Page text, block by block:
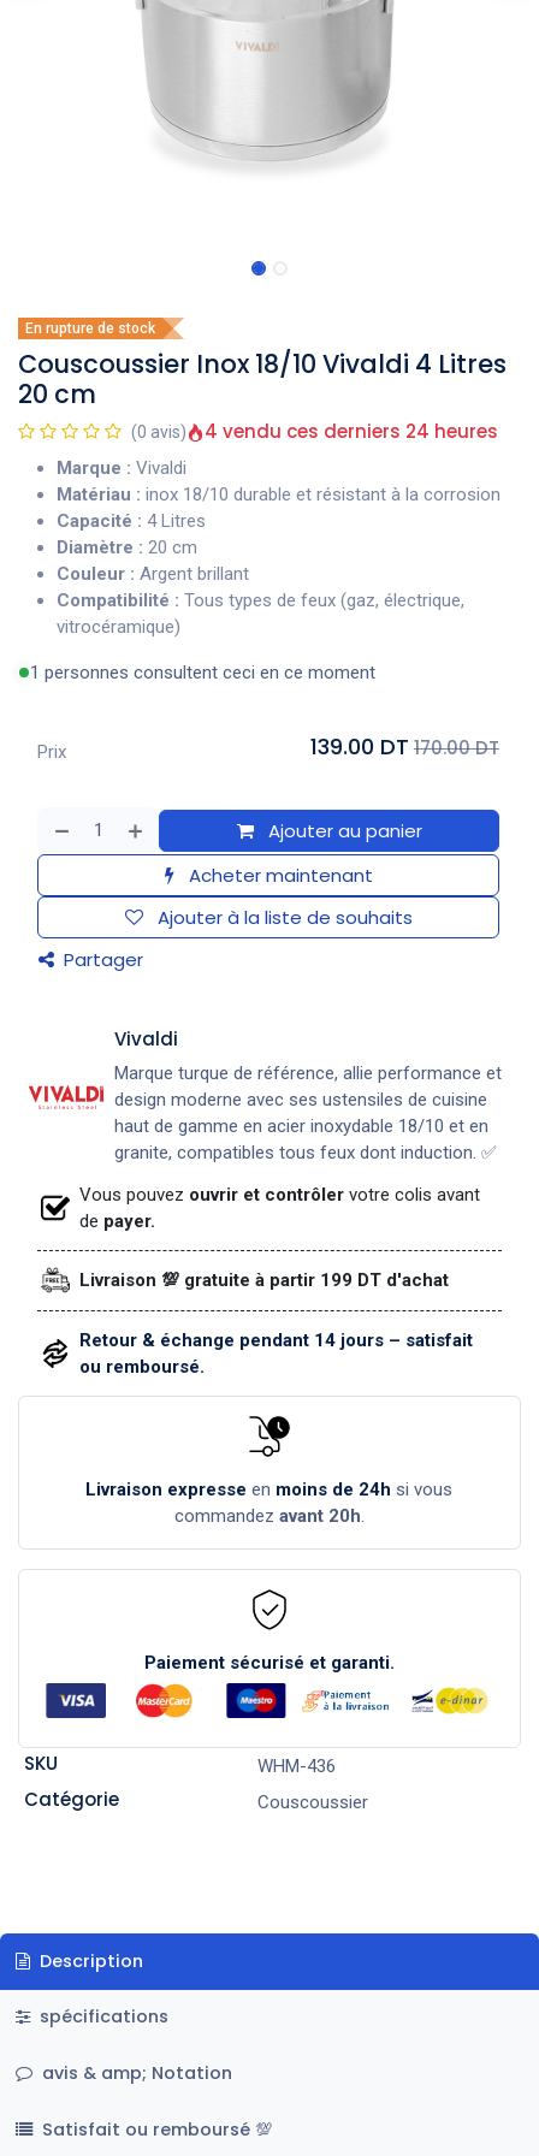
En rupture de stock
Couscoussier Inox 18/10 Vivaldi 4 Litres
20 cm
(0 avis) 4 vendu ces derniers 24 heures
Marque : Vivaldi
Matériau : inox 18/10 durable et résistant à la corrosion
Capacité : 4 Litres
Diamètre : 20 cm
Couleur : Argent brillant
Compatibilité : Tous types de feux (gaz, électrique,
vitrocéramique)
1 personnes consultent ceci en ce moment
Ajouter au panier
Acheter maintenant
Ajouter à la liste de souhaits
Partager
Prix 139.00 DT 170.00 DT
Vivaldi
Marque turque de référence, allie performance et
design moderne avec ses ustensiles de cuisine
haut de gamme en acier inoxydable 18/10 et en
granite, compatibles tous feux dont induction. ✅
Vous pouvez ouvrir et contrôler votre colis avant
de payer.
Livraison 💯 gratuite à partir 199 DT d'achat
Retour & échange pendant 14 jours – satisfait
ou remboursé.
Livraison expresse en moins de 24h si vous
commandez avant 20h.
Paiement sécurisé et garanti.
SKU WHM-436
Catégorie Couscoussier
Description
spécifications
avis & amp; Notation
Satisfait ou remboursé 💯